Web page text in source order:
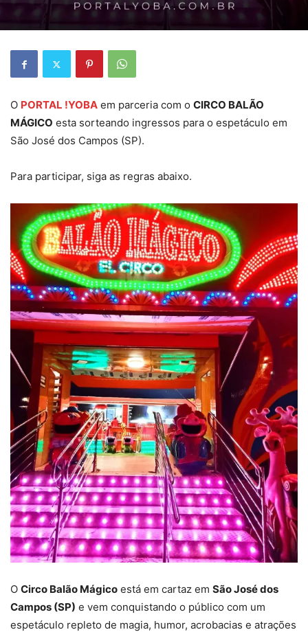
O PORTAL !YOBA em parceria com o CIRCO BALÃO
MÁGICO esta sorteando ingressos para o espetáculo em
São José dos Campos (SP).
Para participar, siga as regras abaixo.
O Circo Balão Mágico está em cartaz em São José dos
Campos (SP) e vem conquistando o público com um
espetáculo repleto de magia, humor, acrobacias e atrações